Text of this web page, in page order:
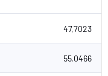
47,7023
55,0466